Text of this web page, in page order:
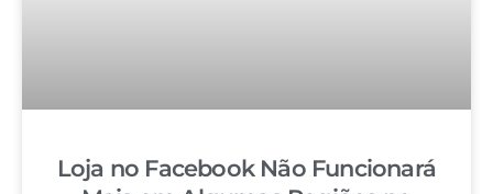
Loja no Facebook Não Funcionará